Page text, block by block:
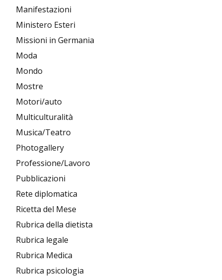
Manifestazioni
Ministero Esteri
Missioni in Germania
Moda
Mondo
Mostre
Motori/auto
Multiculturalità
Musica/Teatro
Photogallery
Professione/Lavoro
Pubblicazioni
Rete diplomatica
Ricetta del Mese
Rubrica della dietista
Rubrica legale
Rubrica Medica
Rubrica psicologia